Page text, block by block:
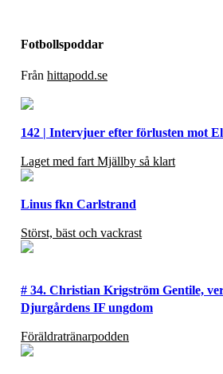
Fotbollspoddar
Från hittapodd.se
142 | Intervjuer efter förlusten mot
Laget med fart Mjällby så klart
Linus fkn Carlstrand
Störst, bäst och vackrast
# 34. Christian Krigström Gentile,
Djurgårdens IF ungdom
Föräldratränarpodden